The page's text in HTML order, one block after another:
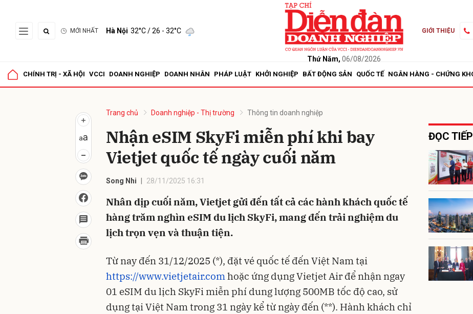
MỚI NHẤT Hà Nội 32°C/ 26 - 32°C
Thứ Năm, 06/08/2026
GIỚI THIỆU
CHÍNH TRỊ - XÃ HỘI VCCI DOANH NGHIỆP DOANH NHÂN PHÁP LUẬT KHỞI NGHIỆP BẤT ĐỘNG SẢN QUỐC TẾ NGÂN HÀNG - CHỨNG
Trang chủ Doanh nghiệp - Thị trường Thông tin doanh nghiệp
Nhận eSIM SkyFi miễn phí khi bay
Vietjet quốc tế ngày cuối năm
Song Nhi 28/11/2025 16:31
Nhân dịp cuối năm, Vietjet gửi đến tất cả các hành khách quốc tế
hàng trăm nghìn eSIM du lịch SkyFi, mang đến trải nghiệm du
lịch trọn vẹn và thuận tiện.
Từ nay đến 31/12/2025 (*), đặt vé quốc tế đến Việt Nam tại
https://www.vietjetair.com hoặc ứng dụng Vietjet Air để nhận ngay
01 eSIM du lịch SkyFi miễn phí dung lượng 500MB tốc độ cao, sử
dụng tại Việt Nam trong 31 ngày kể từ ngày đến (**). Hành khách chỉ
ĐỌC TIẾP
Gửi